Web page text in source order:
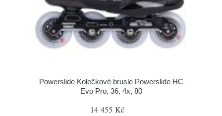
Powerslide Kolečkové brusle Powerslide HC
Evo Pro, 36, 4x, 80
14 455 Kč